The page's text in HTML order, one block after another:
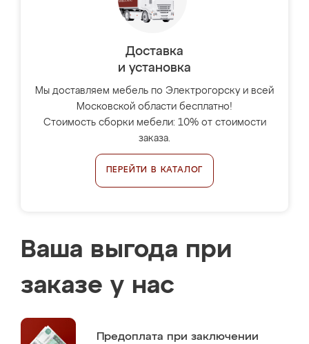
Доставка
и установка
Мы доставляем мебель по Электрогорску и всей
Московской области бесплатно!
Стоимость сборки мебели: 10% от стоимости
заказа.
ПЕРЕЙТИ В КАТАЛОГ
Ваша выгода при
заказе у нас
Предоплата при заключении